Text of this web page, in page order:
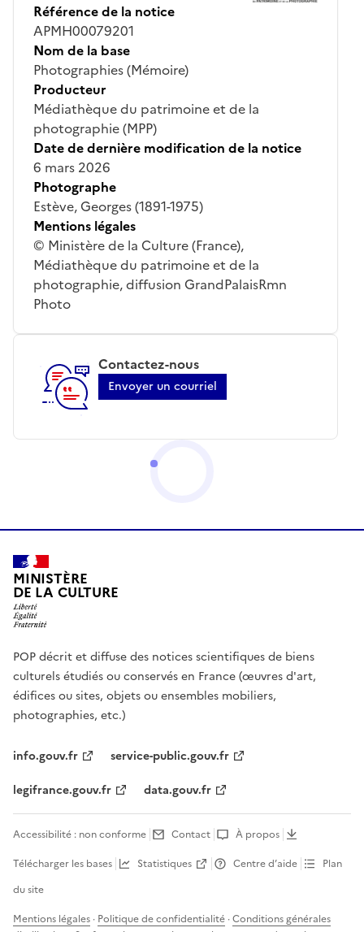
Référence de la notice
APMH00079201
Nom de la base
Photographies (Mémoire)
Producteur
Médiathèque du patrimoine et de la
photographie (MPP)
Date de dernière modification de la notice
6 mars 2026
Photographe
Estève, Georges (1891-1975)
Mentions légales
© Ministère de la Culture (France),
Médiathèque du patrimoine et de la
photographie, diffusion GrandPalaisRmn
Photo
Contactez-nous
Envoyer un courriel
MINISTÈRE
DE LA CULTURE
POP décrit et diffuse des notices scientifiques de biens
culturels étudiés ou conservés en France (œuvres d'art,
édifices ou sites, objets ou ensembles mobiliers,
photographies, etc.)
info.gouv.fr
service-public.gouv.fr
legifrance.gouv.fr
data.gouv.fr
Accessibilité : non conforme Contact
À propos
Télécharger les bases
Statistiques Centre d’aide
Plan
du site
Mentions légales · Politique de confidentialité ·Conditions générales